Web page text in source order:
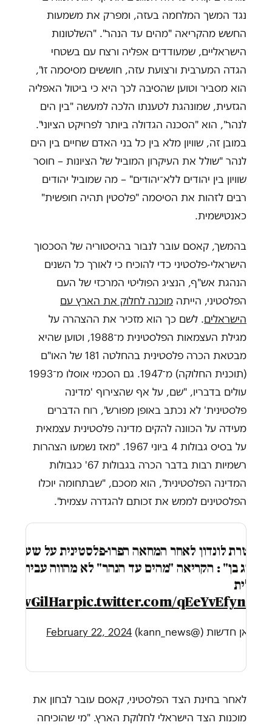
נגד המשך המלחמה בעזה, ומפרק את משמעות
החשש מהקריאה "מהים עד הנהר". "השלטונות
הישראליים, שמעודדים אפליה ורצח עם בשטחי
הגדה המערבית ורצועת עזה, חוששים מסיסמה זו",
הוא מסביר וטוען שהסיבה לכך היא כי ביטול האפליה
הגזעית, שמונהגת לטענתו הלכה למעשה "בין הים
לנהר", הוא "הסכנה הגדולה ביותר לפרויקט הציוני".
במובן זה, שוויון מלא בין כל בני האדם שחיים בין הים
לנהר "שולל את העיקרון המוביל של הציונות – חוסר
שוויון בין יהודים ללא־יהודים" – מה שמוביל יהודים
רבים לזהות את הסיסמה "פלסטין תהיה חופשית"
כאנטישמית.
בהמשך, קאסם עובר לנבור בהיסטוריה של הסכסוך
הישראלי-פלסטיני כדי להוכיח כי לאורך כל השנים
הנהגת אש"ף, הנציג הפוליטי המרכזי של העם
הפלסטיני, הייתה מוכנה לחלוק את הארץ עם
הישראלים. לשם כך הוא מזכיר את ההצהרה על
מגילת העצמאות הפלסטינית מ־1988, וטוען שהיא
מבטאת הכרה פלסטינית בהחלטה 181 של האו"ם
(תוכנית החלוקה) מ־1947. גם הסכמי אוסלו מ־1993
עולים בדבריו, "שם, על אף שהצירוף 'מדינה
פלסטינית' לא נכתב באופן מפורש", רוח הדברים
מעידה על הכוונה להקים מדינה פלסטינית עצמאית
על בסיס גבולות 4 ביוני 1967. "מאז נשמעו הצהרות
רשמיות רבות בדבר הכרה בגבולות 67' כגבולות
המדינה הפלסטינית", הוא מסכם, "שבתחומה יוכלו
הפלסטינים לממש את זכותם להגדרה עצמית".
משטרת לונדון לאחר המחאה הפרו-פלסטינית על שעון
ה"ביג בן" : הקריאה "מהים עד הנהר" לא מהווה עבירה
פלילית
pic.twitter.com/qEeYvEfyn8
— כאן חדשות (@kann_news) February 22, 2024
לאחר בחינת הצד הפלסטיני, קאסם עובר לבחון את
מוכנות הצד הישראלי לחלוקת הארץ. "מי שהוכיחה